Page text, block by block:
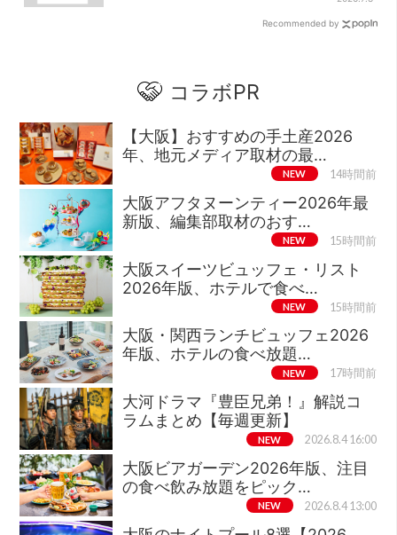
Recommended by
コラボPR
【大阪】おすすめの手土産2026
年、地元メディア取材の最…
NEW 14時間前
大阪アフタヌーンティー2026年最
新版、編集部取材のおす…
NEW 15時間前
大阪スイーツビュッフェ・リスト
2026年版、ホテルで食べ…
NEW 15時間前
大阪・関西ランチビュッフェ2026
年版、ホテルの食べ放題…
NEW 17時間前
大河ドラマ『豊臣兄弟！』解説コ
ラムまとめ【毎週更新】
NEW 2026.8.4 16:00
大阪ビアガーデン2026年版、注目
の食べ飲み放題をピック…
NEW 2026.8.4 13:00